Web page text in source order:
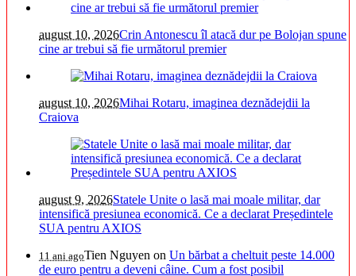
august 10, 2026Crin Antonescu îl atacă dur pe Bolojan spune
cine ar trebui să fie următorul premier
august 10, 2026Mihai Rotaru, imaginea deznădejdii la
Craiova
august 9, 2026Statele Unite o lasă mai moale militar, dar
intensifică presiunea economică. Ce a declarat Președintele
SUA pentru AXIOS
11 ani agoTien Nguyen on Un bărbat a cheltuit peste 14.000
de euro pentru a deveni câine. Cum a fost posibil